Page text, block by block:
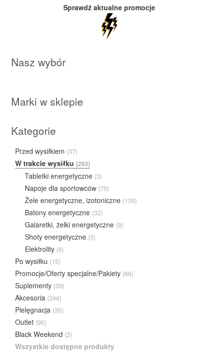
Sprawdź aktualne promocje
Nasz wybór
Marki w sklepie
Kategorie
Przed wysiłkiem (37)
W trakcie wysiłku (253)
Tabletki energetyczne (3)
Napoje dla sportowców (75)
Żele energetyczne, izotoniczne (135)
Batony energetyczne (32)
Galaretki, żelki energetyczne (9)
Shoty energetyczne (3)
Elektrolity (8)
Po wysiłku (15)
Promocje/Oferty specjalne/Pakiety (66)
Suplementy (39)
Akcesoria (244)
Pielęgnacja (35)
Outlet (96)
Black Weekend (2)
Wszystkie dostępne produkty